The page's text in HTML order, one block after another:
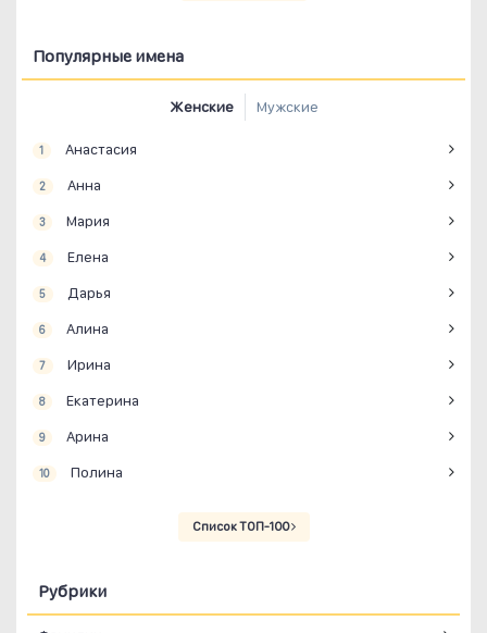
Популярные имена
Женские Мужские
1 Анастасия
2 Анна
3 Мария
4 Елена
5 Дарья
6 Алина
7 Ирина
8 Екатерина
9 Арина
10 Полина
Список ТОП-100
Рубрики